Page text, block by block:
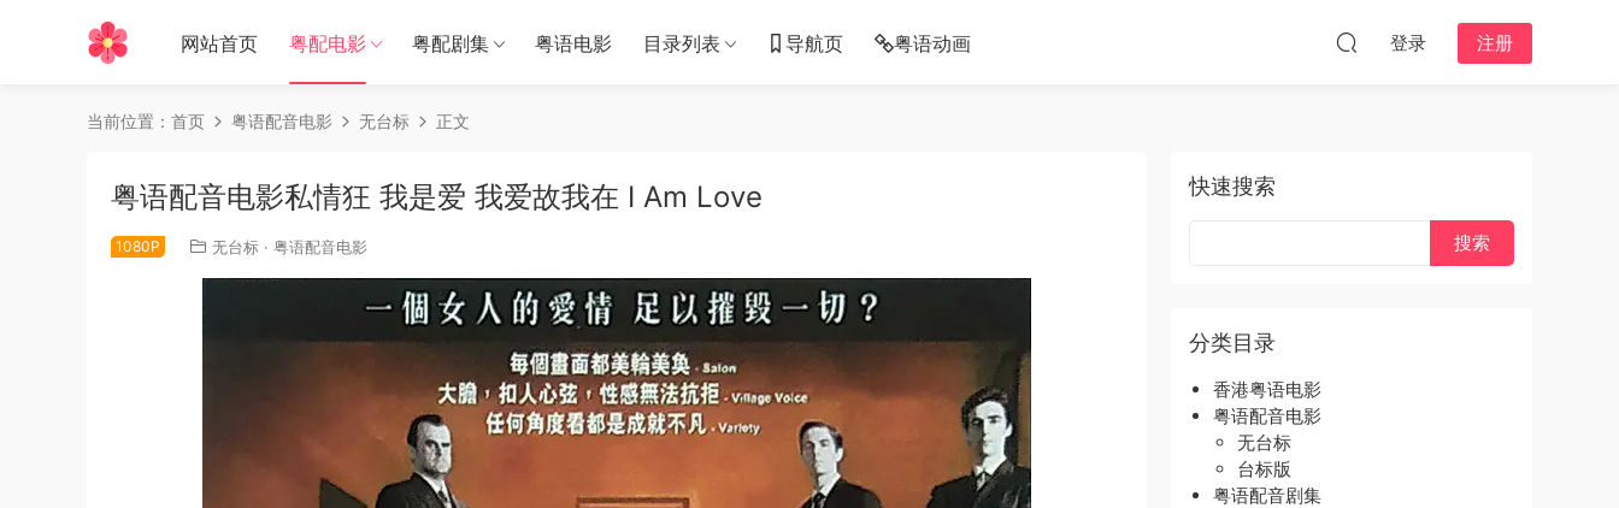
网站首页 粤配电影 粤配剧集 粤语电影 目录列表 导航页 粤语动画 登录 注册
当前位置： 首页 粤语配音电影 无台标 正文
粤语配音电影私情狂 我是爱 我爱故我在 I Am Love
1080P 无台标 · 粤语配音电影
快速搜索
分类目录
香港粤语电影
粤语配音电影
无台标
台标版
粤语配音剧集